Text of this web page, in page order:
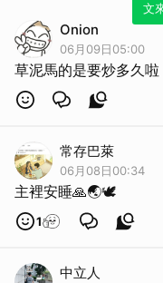
文
Onion
06月09日05:00
草泥馬的是要炒多久啦
常存巴萊
06月08日00:34
主裡安睡🙏🌏🕊
1
中立人